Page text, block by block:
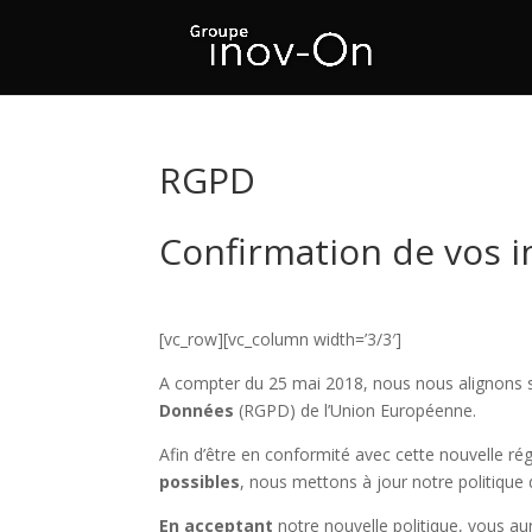
RGPD
Confirmation de vos
[vc_row][vc_column width=’3/3′]
A compter du 25 mai 2018, nous nous alignons
Données (RGPD) de l’Union Européenne.
Afin d’être en conformité avec cette nouvelle
possibles, nous mettons à jour notre politique
En acceptantnotre nouvelle politique, vous